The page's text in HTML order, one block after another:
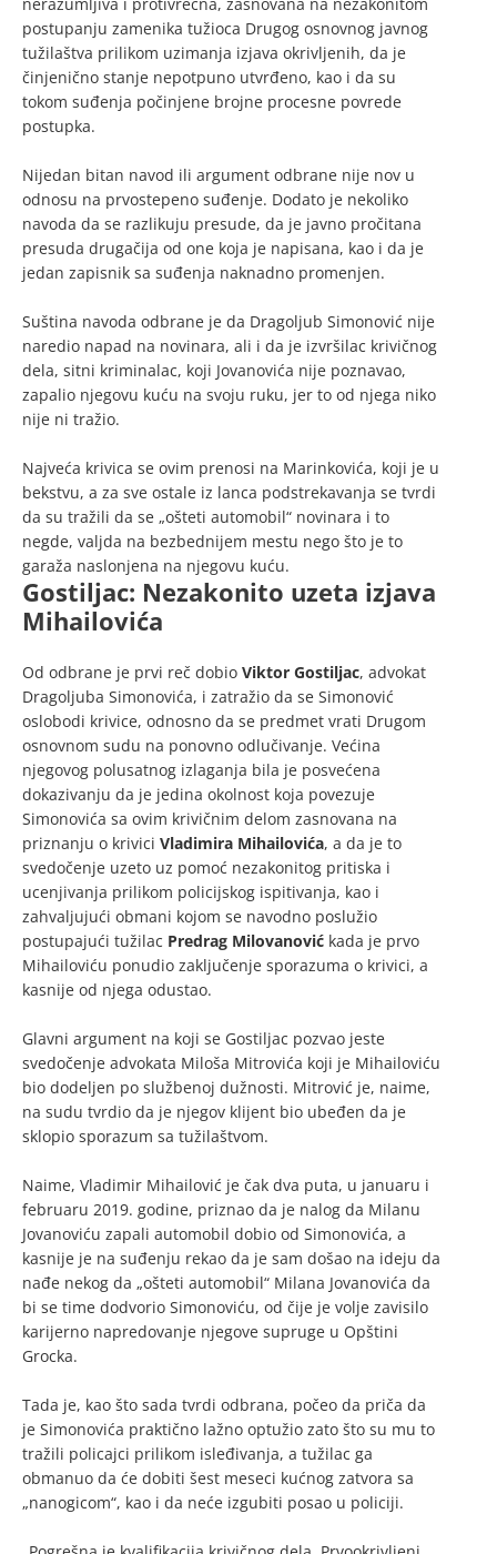
postupanju zamenika tužioca Drugog osnovnog javnog
tužilaštva prilikom uzimanja izjava okrivljenih, da je
činjenično stanje nepotpuno utvrđeno, kao i da su
tokom suđenja počinjene brojne procesne povrede
postupka.
Nijedan bitan navod ili argument odbrane nije nov u
odnosu na prvostepeno suđenje. Dodato je nekoliko
navoda da se razlikuju presude, da je javno pročitana
presuda drugačija od one koja je napisana, kao i da je
jedan zapisnik sa suđenja naknadno promenjen.
Suština navoda odbrane je da Dragoljub Simonović nije
naredio napad na novinara, ali i da je izvršilac krivičnog
dela, sitni kriminalac, koji Jovanovića nije poznavao,
zapalio njegovu kuću na svoju ruku, jer to od njega niko
nije ni tražio.
Najveća krivica se ovim prenosi na Marinkovića, koji je u
bekstvu, a za sve ostale iz lanca podstrekavanja se tvrdi
da su tražili da se „ošteti automobil“ novinara i to
negde, valjda na bezbednijem mestu nego što je to
garaža naslonjena na njegovu kuću.
Gostiljac: Nezakonito uzeta izjava
Mihailovića
Od odbrane je prvi reč dobio Viktor Gostiljac, advokat
Dragoljuba Simonovića, i zatražio da se Simonović
oslobodi krivice, odnosno da se predmet vrati Drugom
osnovnom sudu na ponovno odlučivanje. Većina
njegovog polusatnog izlaganja bila je posvećena
dokazivanju da je jedina okolnost koja povezuje
Simonovića sa ovim krivičnim delom zasnovana na
priznanju o krivici Vladimira Mihailovića, a da je to
svedočenje uzeto uz pomoć nezakonitog pritiska i
ucenjivanja prilikom policijskog ispitivanja, kao i
zahvaljujući obmani kojom se navodno poslužio
postupajući tužilac Predrag Milovanović kada je prvo
Mihailoviću ponudio zaključenje sporazuma o krivici, a
kasnije od njega odustao.
Glavni argument na koji se Gostiljac pozvao jeste
svedočenje advokata Miloša Mitrovića koji je Mihailoviću
bio dodeljen po službenoj dužnosti. Mitrović je, naime,
na sudu tvrdio da je njegov klijent bio ubeđen da je
sklopio sporazum sa tužilaštvom.
Naime, Vladimir Mihailović je čak dva puta, u januaru i
februaru 2019. godine, priznao da je nalog da Milanu
Jovanoviću zapali automobil dobio od Simonovića, a
kasnije je na suđenju rekao da je sam došao na ideju da
nađe nekog da „ošteti automobil“ Milana Jovanovića da
bi se time dodvorio Simonoviću, od čije je volje zavisilo
karijerno napredovanje njegove supruge u Opštini
Grocka.
Tada je, kao što sada tvrdi odbrana, počeo da priča da
je Simonovića praktično lažno optužio zato što su mu to
tražili policajci prilikom isleđivanja, a tužilac ga
obmanuo da će dobiti šest meseci kućnog zatvora sa
„nanogicom“, kao i da neće izgubiti posao u policiji.